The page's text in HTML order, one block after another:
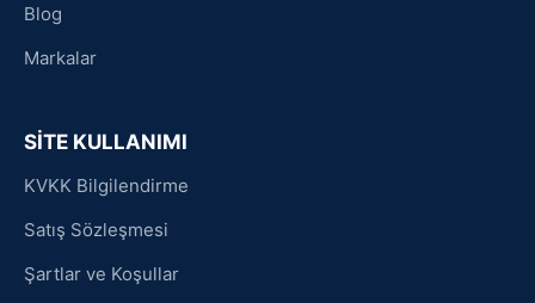
Blog
Markalar
SİTE KULLANIMI
KVKK Bilgilendirme
Satış Sözleşmesi
Şartlar ve Koşullar